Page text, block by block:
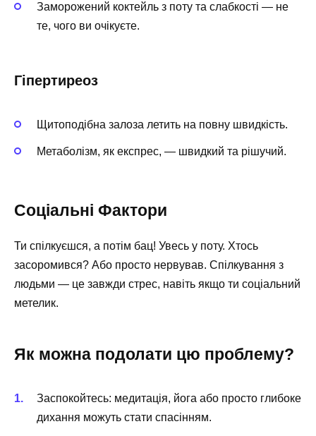
Заморожений коктейль з поту та слабкості — не
те, чого ви очікуєте.
Гіпертиреоз
Щитоподібна залоза летить на повну швидкість.
Метаболізм, як експрес, — швидкий та рішучий.
Соціальні Фактори
Ти спілкуєшся, а потім бац! Увесь у поту. Хтось
засоромився? Або просто нервував. Спілкування з
людьми — це завжди стрес, навіть якщо ти соціальний
метелик.
Як можна подолати цю проблему?
Заспокойтесь: медитація, йога або просто глибоке
дихання можуть стати спасінням.